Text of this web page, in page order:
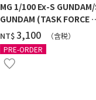
MG 1/100 Ex-S
GUNDAM (TASK FORCE α
Ver.) [2026年10月發送]
NT$‌3,100
（含税）
PRE-ORDER